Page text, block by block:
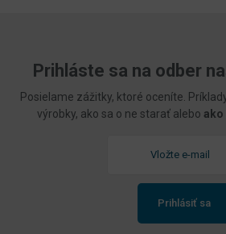
Prihláste sa na odber
Posielame zážitky, ktoré oceníte.
výrobky, ako sa o ne starať alebo ako
Prihlásiť sa